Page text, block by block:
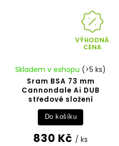
VÝHODNÁ
CENA
Sram BSA 73 mm
Cannondale Ai DUB
středové složení
Skladem v eshopu (>5 ks)
830 Kč / ks
Do košíku